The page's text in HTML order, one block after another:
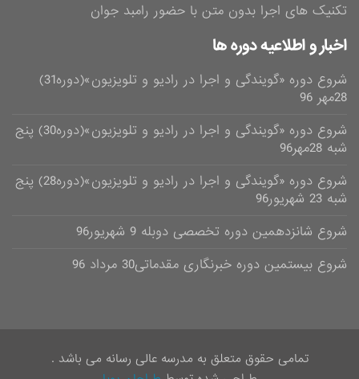
تکنیک های اجرا بدون متن با حضور رامبد جوان
اخبار و اطلاعیه دوره ها
شروع دوره «گویندگی و اجرا در رادیو و تلویزیون»(دوره31)
28مهر 96
شروع دوره «گویندگی و اجرا در رادیو و تلویزیون»(دوره30) پنج
شبه 28مهر96
شروع دوره «گویندگی و اجرا در رادیو و تلویزیون»(دوره28) پنج
شبه 23 شهریور96
شروع شانزدهمین دوره تخصصی دوبله 9 شهریور96
شروع بیستمین دوره خبرنگاری مقدماتی30 مرداد 96
تمامی حقوق متعلق به مدرسه عالی رسانه می باشد .